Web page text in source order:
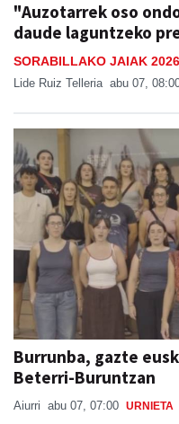
"Auzotarrek oso
daude laguntzeko
SORABILLAKO JAIAK 2026
Lide Ruiz Telleria abu 07,
Burrunba, gazte
Beterri-Buruntzan
Aiurri abu 07, 07:00 URNIETA